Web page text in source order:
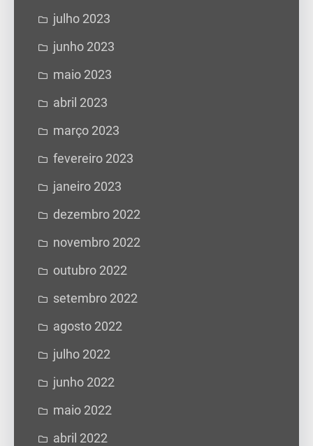
julho 2023
junho 2023
maio 2023
abril 2023
março 2023
fevereiro 2023
janeiro 2023
dezembro 2022
novembro 2022
outubro 2022
setembro 2022
agosto 2022
julho 2022
junho 2022
maio 2022
abril 2022